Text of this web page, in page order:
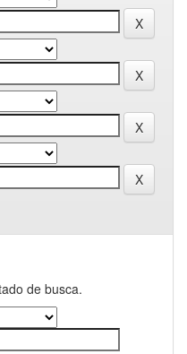
de busca.